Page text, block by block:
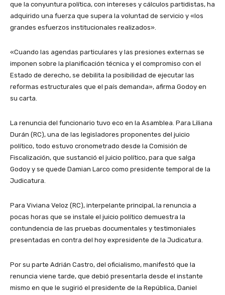
que la conyuntura política, con intereses y cálculos partidistas, ha
adquirido una fuerza que supera la voluntad de servicio y «los
grandes esfuerzos institucionales realizados».
«Cuando las agendas particulares y las presiones externas se
imponen sobre la planificación técnica y el compromiso con el
Estado de derecho, se debilita la posibilidad de ejecutar las
reformas estructurales que el país demanda», afirma Godoy en
su carta.
La renuncia del funcionario tuvo eco en la Asamblea. Para Liliana
Durán (RC), una de las legisladores proponentes del juicio
político, todo estuvo cronometrado desde la Comisión de
Fiscalización, que sustanció el juicio político, para que salga
Godoy y se quede Damian Larco como presidente temporal de la
Judicatura.
Para Viviana Veloz (RC), interpelante principal, la renuncia a
pocas horas que se instale el juicio político demuestra la
contundencia de las pruebas documentales y testimoniales
presentadas en contra del hoy expresidente de la Judicatura.
Por su parte Adrián Castro, del oficialismo, manifestó que la
renuncia viene tarde, que debió presentarla desde el instante
mismo en que le sugirió el presidente de la República, Daniel